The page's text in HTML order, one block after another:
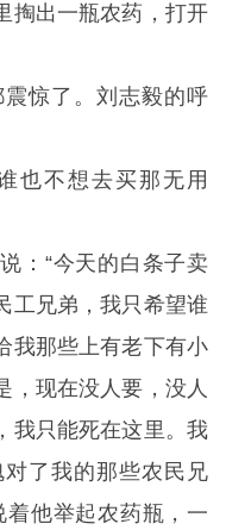
掏出一瓶农药，打开
惊了。刘志毅的呼
也不想去买那无用
：“今天的白条子卖
工兄弟，我只希望谁
我那些上有老下有小
，现在没人要，没人
我只能死在这里。我
了我的那些农民兄
着他举起农药瓶，一